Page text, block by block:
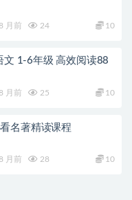
月前 24 10
文 1-6年级 高效阅读88
月前 25 10
名著精读课程
月前 28 10